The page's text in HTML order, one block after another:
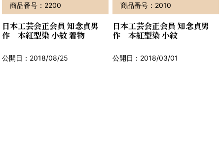
商品番号：2200
日本工芸会正会員 知念貞男
作 本紅型染 小紋 着物
公開日：2018/08/25
商品番号：2010
日本工芸会正会員 知念貞男
作 本紅型染 小紋
公開日：2018/03/01